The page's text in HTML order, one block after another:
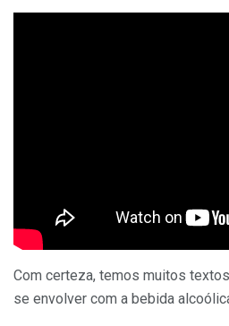
Com certeza, temos muitos
se envolver com a bebida